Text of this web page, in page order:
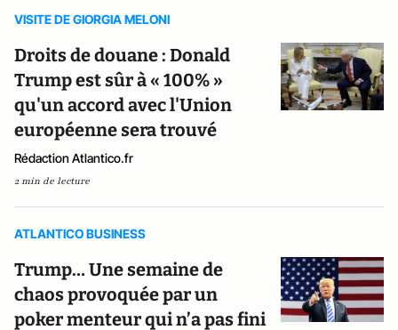
VISITE DE GIORGIA MELONI
Droits de douane : Donald
Trump est sûr à « 100% »
qu'un accord avec l'Union
européenne sera trouvé
Rédaction Atlantico.fr
2 min de lecture
ATLANTICO BUSINESS
Trump… Une semaine de
chaos provoquée par un
poker menteur qui n’a pas fini